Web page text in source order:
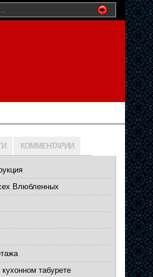
КОММЕНТАРИИ
Влюбленных
табурете